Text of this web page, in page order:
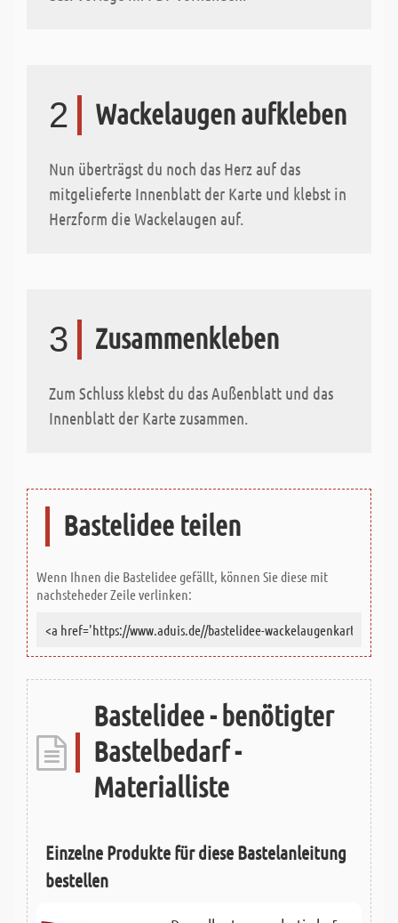
2 Wackelaugen aufkleben
Nun überträgst du noch das Herz auf das
mitgelieferte Innenblatt der Karte und klebst in
Herzform die Wackelaugen auf.
3 Zusammenkleben
Zum Schluss klebst du das Außenblatt und das
Innenblatt der Karte zusammen.
Bastelidee teilen
Wenn Ihnen die Bastelidee gefällt, können Sie diese mit
nachsteheder Zeile verlinken:
Bastelidee - benötigter
Bastelbedarf -
Materialliste
Einzelne Produkte für diese Bastelanleitung
bestellen